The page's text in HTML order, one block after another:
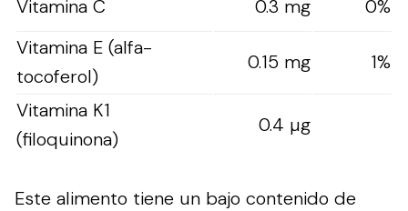
Vitamina C
0.3 mg
0%
Vitamina E (alfa-
tocoferol)
0.15 mg 1%
Vitamina K1
(filoquinona)
0.4 µg
Este alimento tiene un bajo contenido de